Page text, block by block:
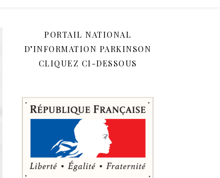
PORTAIL NATIONAL
D’INFORMATION PARKINSON
CLIQUEZ CI-DESSOUS